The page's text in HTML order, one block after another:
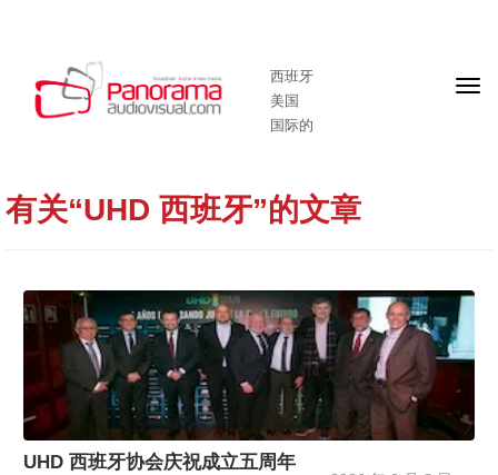
西班牙
美国
国际的
头
有关“UHD 西班牙”的文章
UHD 西班牙协会庆祝成立五周年